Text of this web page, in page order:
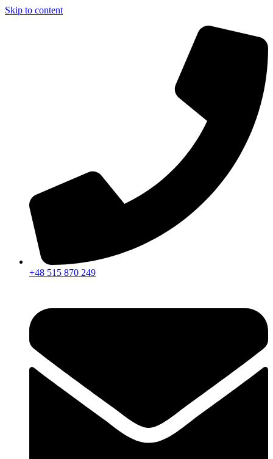
Skip to content
+48 515 870 249